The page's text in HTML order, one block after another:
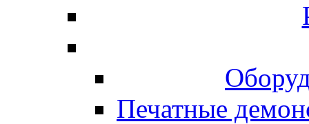
Печатные